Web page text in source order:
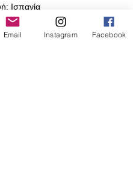
Ισπανία
για Φούρνο: Ναι
Free: Ναι
Email Instagram Facebook